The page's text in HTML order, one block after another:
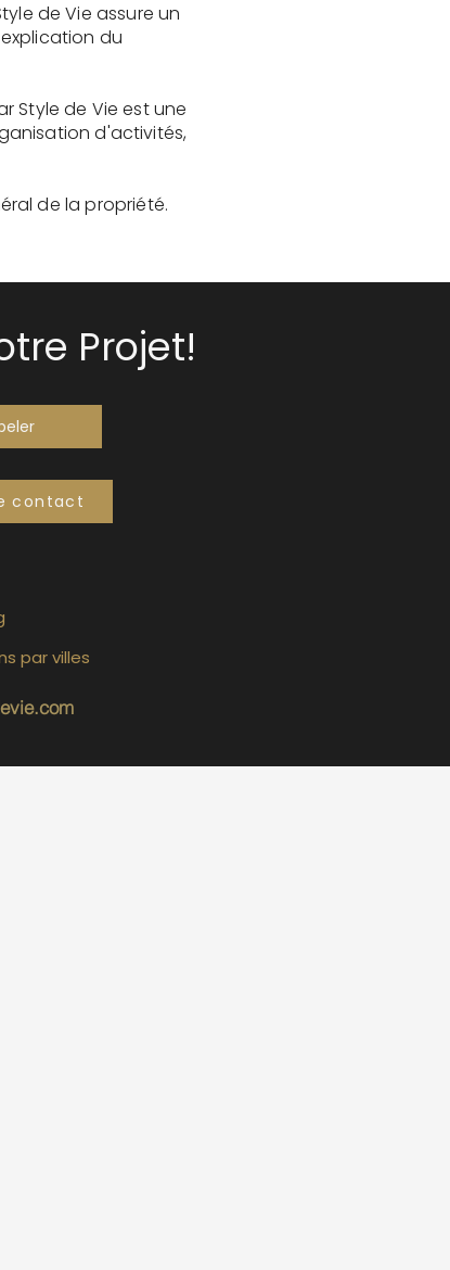
de Vie assure un
du
Style de Vie est une
d'activités,
de la propriété.
Projet!
contact
par villes